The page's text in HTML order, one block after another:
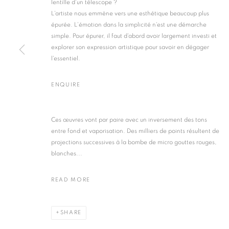
LES 5
LES 5 ELEMENTS
OVERVIEW
lentille d'un télescope ?
L'artiste nous emmène vers une esthétique beaucoup plus
épurée. L'émotion dans la simplicité n'est une démarche
simple. Pour épurer, il faut d'abord avoir largement investi et
explorer son expression artistique pour savoir en dégager
l'essentiel.
ENQUIRE
Ces œuvres vont par paire avec un inversement des tons
entre fond et vaporisation. Des milliers de points résultent de
projections successives à la bombe de micro gouttes rouges,
blanches...
READ MORE
SHARE